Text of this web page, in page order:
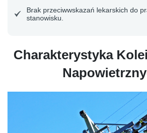
Brak przeciwwskazań lekarskich do
stanowisku.
Charakterystyka